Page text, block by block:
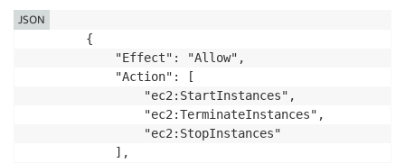
        {
            "Effect": "Allow",
            "Action": [
                "ec2:StartInstances",
                "ec2:TerminateInstances",
                "ec2:StopInstances"
            ],
JSON